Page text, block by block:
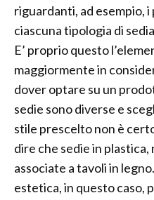
riguardanti, ad esempio, i
ciascuna tipologia di
E’ proprio questo
maggiormente in
dover optare su un
sedie sono diverse e
stile prescelto non è
dire che sedie in
associate a tavoli in
estetica, in questo caso,